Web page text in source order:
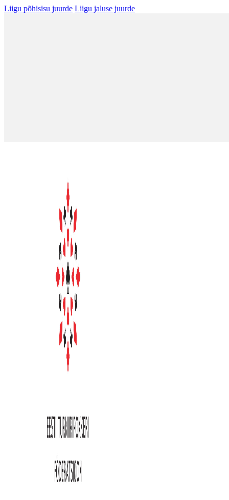
Liigu põhisisu juurde Liigu jaluse juurde